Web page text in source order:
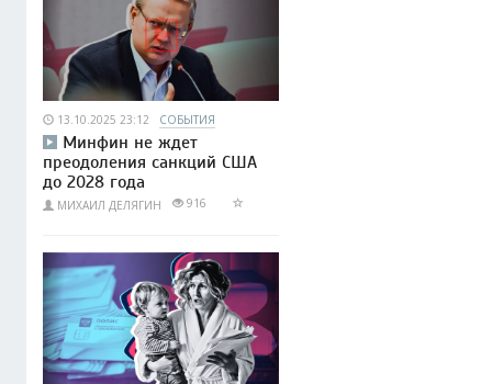
13.10.2025 23:12 СОБЫТИЯ
Минфин не ждет
преодоления санкций США
до 2028 года
МИХАИЛ ДЕЛЯГИН 916